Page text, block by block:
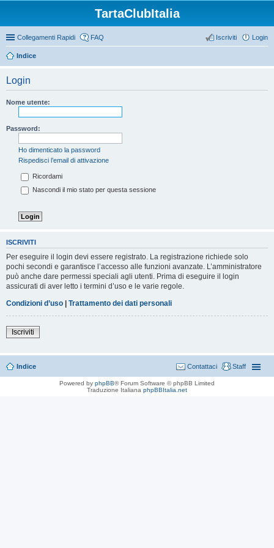
TartaClubItalia
Collegamenti Rapidi FAQ Login
Iscriviti
Indice
Login
Nome utente:
Password:
Ho dimenticato la password
Rispedisci l’email di attivazione
Ricordami
Nascondi il mio stato per questa sessione
ISCRIVITI
Per eseguire il login devi essere registrato. La registrazione richiede solo
pochi secondi e garantisce l’accesso alle funzioni avanzate. L’amministratore
può anche dare permessi speciali agli utenti. Prima di eseguire il login
assicurati di aver letto i termini d’uso e le varie regole.
Condizioni d’uso | Trattamento dei dati personali
Iscriviti
Indice Staff
Contattaci
Powered by phpBB® Forum Software © phpBB Limited
Traduzione Italiana phpBBItalia.net